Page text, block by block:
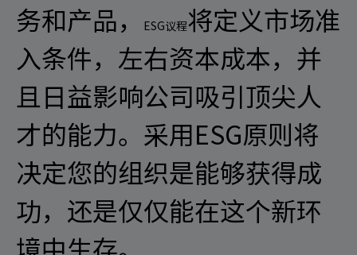
务和产品，
ESG议程将定义市场准
入条件，左右资本成本，并
且日益影响公司吸引顶尖人
才的能力。采用ESG原则将
决定您的组织是能够获得成
功，还是仅仅能在这个新环